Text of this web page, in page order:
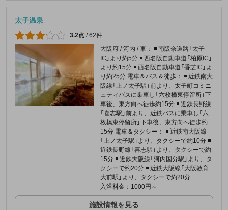
太子温泉
3.2点 /62件
大阪府 / 河内 / 車： ◾️ 南阪奈道路「太子
IC」より約5分 ◾️ 西名阪自動車道「柏原IC」
より約15分 ◾️ 西名阪自動車道「香芝IC」よ
り約25分 電車＆バス＆徒歩： ◾️ 近鉄南大
阪線「上ノ太子駅」前より、太子町コミニ
ュティバスに乗車し「六枚橋東停留所」下
車後、東方向へ徒歩約15分 ◾️ 近鉄長野線
「喜志駅」前より、近鉄バスに乗車し「六
枚橋東停留所」下車後、東方向へ徒歩約
15分 電車＆タクシー： ◾️ 近鉄南大阪線
「上ノ太子駅」より、タクシーで約10分 ◾️
近鉄長野線「喜志駅」より、タクシーで約
15分 ◾️ 近鉄大阪線「河内国分駅」より、タ
クシーで約20分 ◾️ 近鉄大阪線「大阪教育
大前駅」より、タクシーで約20分
入浴料金：1000円～
施設情報を見る